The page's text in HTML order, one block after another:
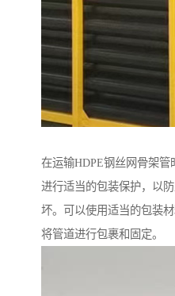
在运输HDPE钢丝网骨架
进行适当的包装保护，以
坏。可以使用适当的包装
将管道进行包裹和固定。